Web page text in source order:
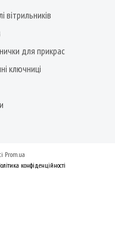
вітрильників
для прикрас
ключниці
Prom.ua
конфіденційності